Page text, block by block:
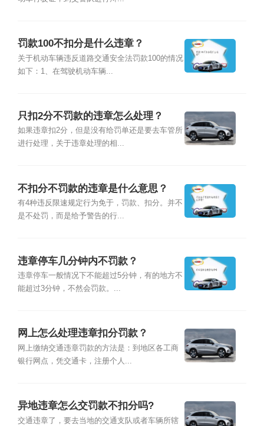
罚款100不扣分是什么违章？
关于机动车辆违反道路交通安全法罚款100的情况
如下：1、在驾驶机动车辆...
只扣2分不罚款的违章怎么处理？
如果违章扣2分，但是没有给罚单还是要去车管所
进行处理，关于违章处理的相...
不扣分不罚款的违章是什么意思？
有4种违反限速规定行为免于，罚款、扣分。并不
是不处罚，而是给予警告的行...
违章停车几分钟内不罚款？
违章停车一般情况下不能超过5分钟，有的地方不
能超过3分钟，不然会罚款。...
网上怎么处理违章扣分罚款？
网上缴纳交通违章罚款的方法是：到地区各工商
银行网点，凭交通卡，注册个人...
异地违章怎么交罚款不扣分吗?
交通违章了，要去当地的交通支队或者车辆所辖